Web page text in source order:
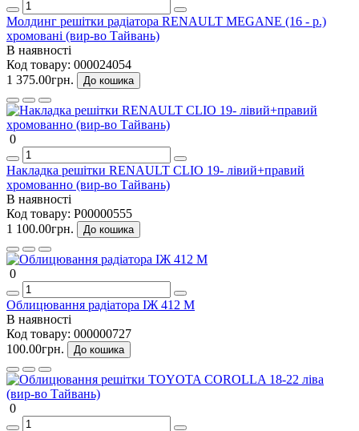
Молдинг решітки радіатора RENAULT MEGANE (16 - р.)
хромовані (вир-во Тайвань)
В наявності
Код товару: 000024054
1 375.00грн.
До кошика
0
Накладка решітки RENAULT CLIO 19- лівий+правий
хромованно (вир-во Тайвань)
В наявності
Код товару: P00000555
1 100.00грн.
До кошика
0
Облицювання радіатора ІЖ 412 М
В наявності
Код товару: 000000727
100.00грн.
До кошика
0